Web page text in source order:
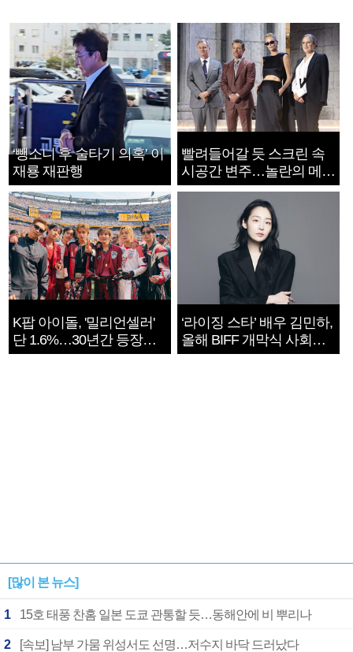
‘뺑소니 후 술타기 의혹’ 이
재룡 재판행
빨려들어갈 듯 스크린 속
시공간 변주…놀란의 메시
지는 ‘전쟁 속죄’
K팝 아이돌, '밀리언셀러'
단 1.6%…30년간 등장
1182개팀 전수조사
‘라이징 스타’ 배우 김민하,
올해 BIFF 개막식 사회자
확정
[많이 본 뉴스]
1 15호 태풍 찬홈 일본 도쿄 관통할 듯…동해안에 비 뿌리나
2 [속보] 남부 가뭄 위성서도 선명…저수지 바닥 드러났다